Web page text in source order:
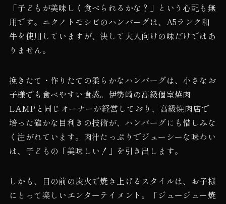
「子どもが美味しく食べられるかな？」という心配も無
用です。ニクノトモシビのハンバーグは、A5ランク和
牛を使用していますが、決して大人向けの味だけではあ
りません。
挽きたて・作りたての柔らかなハンバーグは、小さなお
子様でも食べやすい食感。伊勢崎の高級個室焼肉
LAMPと同じオーナーが経営しており、高級焼肉店で
培った確かな目利きの技術が、ハンバーグにも惜しみな
く注がれています。肉汁たっぷりでジューシーな味わい
は、子どもの「美味しい！」を引き出します。
しかも、目の前の炭火で焼き上げるスタイルは、お子様
にとって楽しいエンターテイメント。「ジュージュー焼